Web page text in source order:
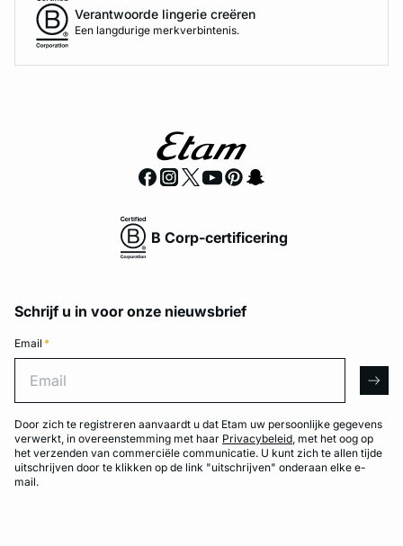
Verantwoorde lingerie creëren
Een langdurige merkverbintenis.
B Corp-certificering
Schrijf u in voor onze nieuwsbrief
Email *
Door zich te registreren aanvaardt u dat Etam uw persoonlijke gegevens
verwerkt, in overeenstemming met haar Privacybeleid, met het oog op
het verzenden van commerciële communicatie. U kunt zich te allen tijde
uitschrijven door te klikken op de link "uitschrijven" onderaan elke e-
mail.